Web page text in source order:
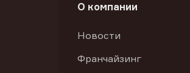
О компании
Новости
Франчайзинг